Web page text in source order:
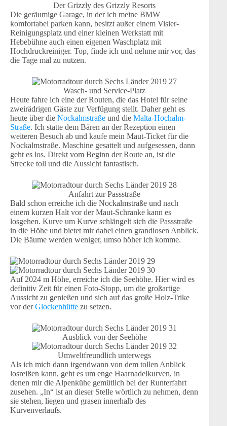
Der Grizzly des Grizzly Resorts
Die geräumige Garage, in der ich meine BMW
komfortabel parken kann, besitzt außer einem Visier-
Reinigungsplatz und einer kleinen Werkstatt mit
Hebebühne auch einen eigenen Waschplatz mit
Hochdruckreiniger. Top, finde ich und nehme mir vor, das
die Tage mal zu nutzen.
Wasch- und Service-Platz
Heute fahre ich eine der Routen, die das Hotel für seine
zweirädrigen Gäste zur Verfügung stellt. Daher geht es
heute über die Nockalmstraße und die Malta-Hochalm-
Straße. Ich statte dem Bären an der Rezeption einen
weiteren Besuch ab und kaufe mein Maut-Ticket für die
Nockalmstraße. Maschine gesattelt und aufgesessen, dann
geht es los. Direkt vom Beginn der Route an, ist die
Strecke toll und die Aussicht fantastisch.
Anfahrt zur Passstraße
Bald schon erreiche ich die Nockalmstraße und nach
einem kurzen Halt vor der Maut-Schranke kann es
losgehen. Kurve um Kurve schlängelt sich die Passstraße
in die Höhe und bietet mir dabei einen grandiosen Anblick.
Die Bäume werden weniger, umso höher ich komme.
Auf 2024 m Höhe, erreiche ich die Seehöhe. Hier wird es
definitiv Zeit für einen Foto-Stopp, um die großartige
Aussicht zu genießen und sich auf das große Holz-Trike
vor derGlockenhütte zu setzen.
Ausblick von der Seehöhe
Umweltfreundlich unterwegs
Als ich mich dann irgendwann von dem tollen Anblick
losreißen kann, geht es um enge Haarnadelkurven, in
denen mir die Alpenkühe gemütlich bei der Runterfahrt
zusehen. „In“ ist an dieser Stelle wörtlich zu nehmen, denn
sie stehen, liegen und grasen innerhalb des
Kurvenverlaufs.